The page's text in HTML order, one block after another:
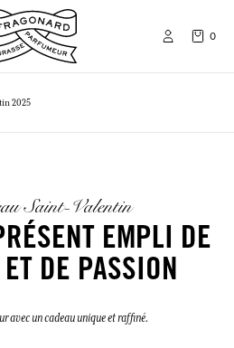
0
2025
Saint-Valentin
EMPLI DE
DE PASSION
avec un cadeau unique et raffiné.